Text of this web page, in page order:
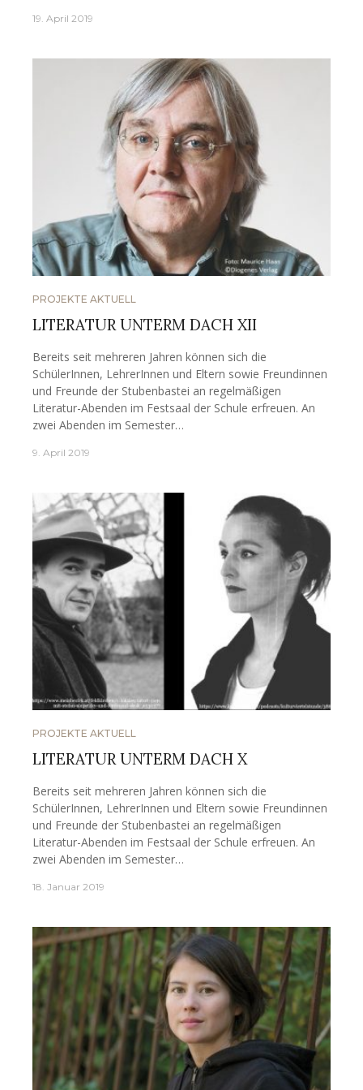
19. April 2019
PROJEKTE AKTUELL
LITERATUR UNTERM DACH XII
Bereits seit mehreren Jahren können sich die
SchülerInnen, LehrerInnen und Eltern sowie Freundinnen
und Freunde der Stubenbastei an regelmäßigen
Literatur-Abenden im Festsaal der Schule erfreuen. An
zwei Abenden im Semester…
9. April 2019
PROJEKTE AKTUELL
LITERATUR UNTERM DACH X
Bereits seit mehreren Jahren können sich die
SchülerInnen, LehrerInnen und Eltern sowie Freundinnen
und Freunde der Stubenbastei an regelmäßigen
Literatur-Abenden im Festsaal der Schule erfreuen. An
zwei Abenden im Semester…
18. Januar 2019